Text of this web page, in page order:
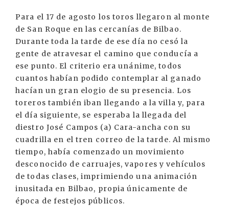
Para el 17 de agosto los toros llegaron al monte
de San Roque en las cercanías de Bilbao.
Durante toda la tarde de ese día no cesó la
gente de atravesar el camino que conducía a
ese punto. El criterio era unánime, todos
cuantos habían podido contemplar al ganado
hacían un gran elogio de su presencia. Los
toreros también iban llegando a la villa y, para
el día siguiente, se esperaba la llegada del
diestro José Campos (a) Cara-ancha con su
cuadrilla en el tren correo de la tarde. Al mismo
tiempo, había comenzado un movimiento
desconocido de carruajes, vapores y vehículos
de todas clases, imprimiendo una animación
inusitada en Bilbao, propia únicamente de
época de festejos públicos.